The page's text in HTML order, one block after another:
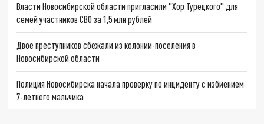
Власти Новосибирской области пригласили "Хор Турецкого" для
семей участников СВО за 1,5 млн рублей
Двое преступников сбежали из колонии-поселения в
Новосибирской области
Полиция Новосибирска начала проверку по инциденту с избиением
7-летнего мальчика